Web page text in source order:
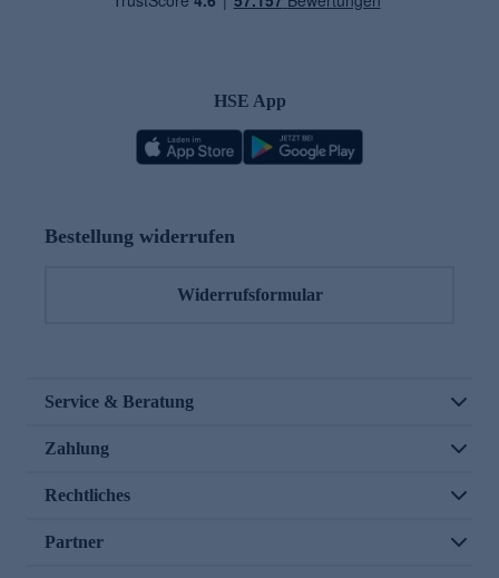
HSE App
Bestellung widerrufen
Widerrufsformular
Service & Beratung
Zahlung
Rechtliches
Partner